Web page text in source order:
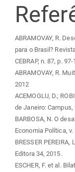
ABRAMOVAY, R.
para o Brasil?
CEBRAP, n. 87, p.
ABRAMOVAY, R.
2012
ACEMOGLU, D.;
de Janeiro: Campus,
BARBOSA, N. O
Economia Política,
BRESSER
Editora 34, 2015.
ESCHER, F. et al.